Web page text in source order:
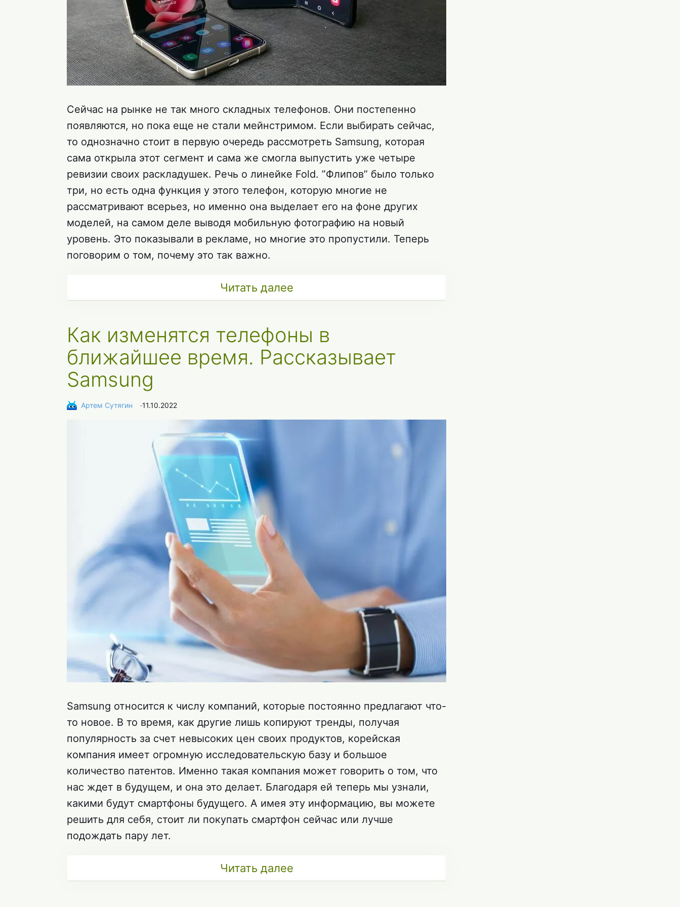
Сейчас на рынке не так много складных телефонов. Они постепенно
появляются, но пока еще не стали мейнстримом. Если выбирать сейчас,
то однозначно стоит в первую очередь рассмотреть Samsung, которая
сама открыла этот сегмент и сама же смогла выпустить уже четыре
ревизии своих раскладушек. Речь о линейке Fold. ”Флипов” было только
три, но есть одна функция у этого телефон, которую многие не
рассматривают всерьез, но именно она выделает его на фоне других
моделей, на самом деле выводя мобильную фотографию на новый
уровень. Это показывали в рекламе, но многие это пропустили. Теперь
поговорим о том, почему это так важно.
Читать далее
Как изменятся телефоны в
ближайшее время. Рассказывает
Samsung
Артем Сутягин ∙11.10.2022
Samsung относится к числу компаний, которые постоянно предлагают что-
то новое. В то время, как другие лишь копируют тренды, получая
популярность за счет невысоких цен своих продуктов, корейская
компания имеет огромную исследовательскую базу и большое
количество патентов. Именно такая компания может говорить о том, что
нас ждет в будущем, и она это делает. Благодаря ей теперь мы узнали,
какими будут смартфоны будущего. А имея эту информацию, вы можете
решить для себя, стоит ли покупать смартфон сейчас или лучше
подождать пару лет.
Читать далее